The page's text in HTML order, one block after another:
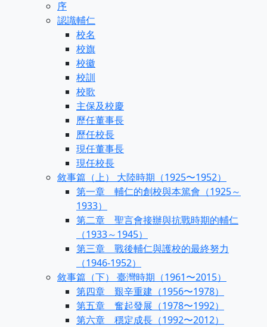
序
認識輔仁
校名
校旗
校徽
校訓
校歌
主保及校慶
歷任董事長
歷任校長
現任董事長
現任校長
敘事篇（上） 大陸時期（1925〜1952）
第一章 輔仁的創校與本篤會（1925～
1933）
第二章 聖言會接辦與抗戰時期的輔仁
（1933～1945）
第三章 戰後輔仁與護校的最終努力
（1946-1952）
敘事篇（下） 臺灣時期（1961〜2015）
第四章 艱辛重建（1956〜1978）
第五章 奮起發展（1978〜1992）
第六章 穩定成長（1992〜2012）